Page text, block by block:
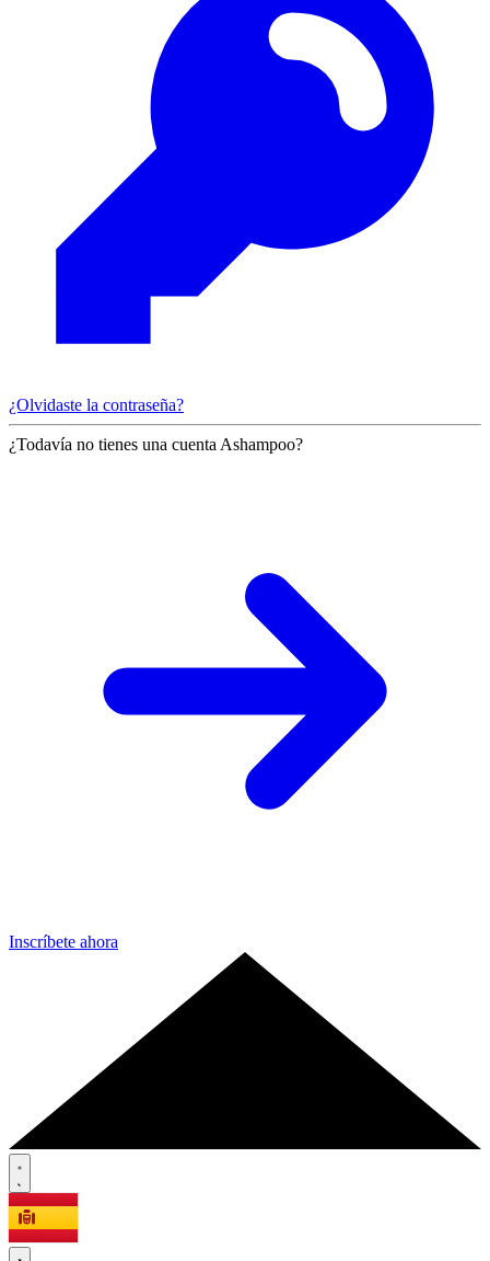
¿Olvidaste la contraseña?
¿Todavía no tienes una cuenta Ashampoo?
Inscríbete ahora